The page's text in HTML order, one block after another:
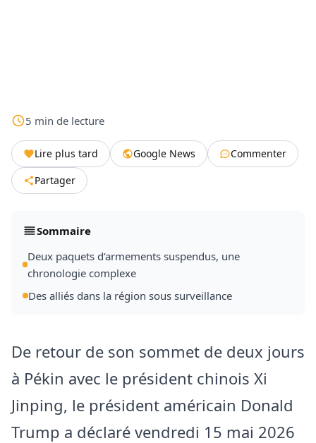
5 min de lecture
Lire plus tard Google News
Commenter
Partager
Sommaire
Deux paquets d’armements suspendus, une
chronologie complexe
Des alliés dans la région sous surveillance
De retour de son sommet de deux jours
à Pékin avec le président chinois Xi
Jinping, le président américain Donald
Trump a déclaré vendredi 15 mai 2026